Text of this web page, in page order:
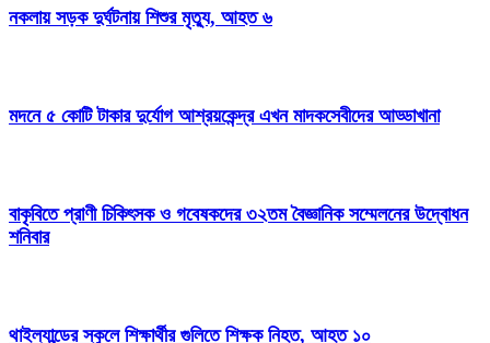
নকলায় সড়ক দুর্ঘটনায় শিশুর মৃত্যু, আহত ৬
মদনে ৫ কোটি টাকার দুর্যোগ আশ্রয়কেন্দ্র এখন মাদকসেবীদের আড্ডাখানা
বাকৃবিতে প্রাণী চিকিৎসক ও গবেষকদের ৩২তম বৈজ্ঞানিক সম্মেলনের উদ্বোধন
শনিবার
থাইল্যান্ডের স্কুলে শিক্ষার্থীর গুলিতে শিক্ষক নিহত, আহত ১০